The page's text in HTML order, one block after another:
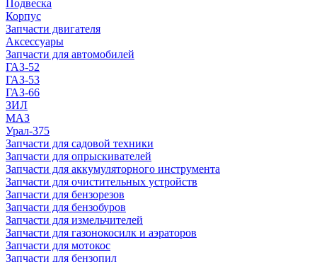
Подвеска
Корпус
Запчасти двигателя
Аксессуары
Запчасти для автомобилей
ГАЗ-52
ГАЗ-53
ГАЗ-66
ЗИЛ
МАЗ
Урал-375
Запчасти для садовой техники
Запчасти для опрыскивателей
Запчасти для аккумуляторного инструмента
Запчасти для очистительных устройств
Запчасти для бензорезов
Запчасти для бензобуров
Запчасти для измельчителей
Запчасти для газонокосилк и аэраторов
Запчасти для мотокос
Запчасти для бензопил